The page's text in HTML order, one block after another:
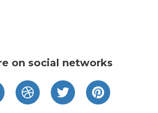
on social networks